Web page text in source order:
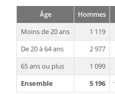
Âge Hommes
Moins de 20 ans
1 119
De 20 à 64 ans
2 977
65 ans ou plus
1 099
Ensemble
5 196